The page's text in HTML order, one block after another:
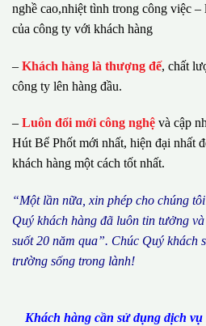
nghề cao,nhiệt tình trong công việc –
của công ty với khách hàng
– Khách hàng là thượng đế, chất
công ty lên hàng đầu.
– Luôn đổi mới công nghệ và cập
Hút Bể Phốt mới nhất, hiện đại nhất
khách hàng một cách tốt nhất.
“Một lần nữa, xin phép cho chúng
Quý khách hàng đã luôn tin tưởng và
suốt 20 năm qua”. Chúc Quý khách s
trường sống trong lành!
Khách hàng cần sử dụng dịch